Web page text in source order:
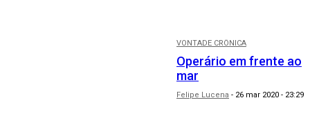
VONTADE CRÔNICA
Operário em frente ao
mar
Felipe Lucena - 26 mar 2020 - 23:29